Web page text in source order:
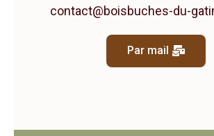
contact@boisbuches-du-
Par mail